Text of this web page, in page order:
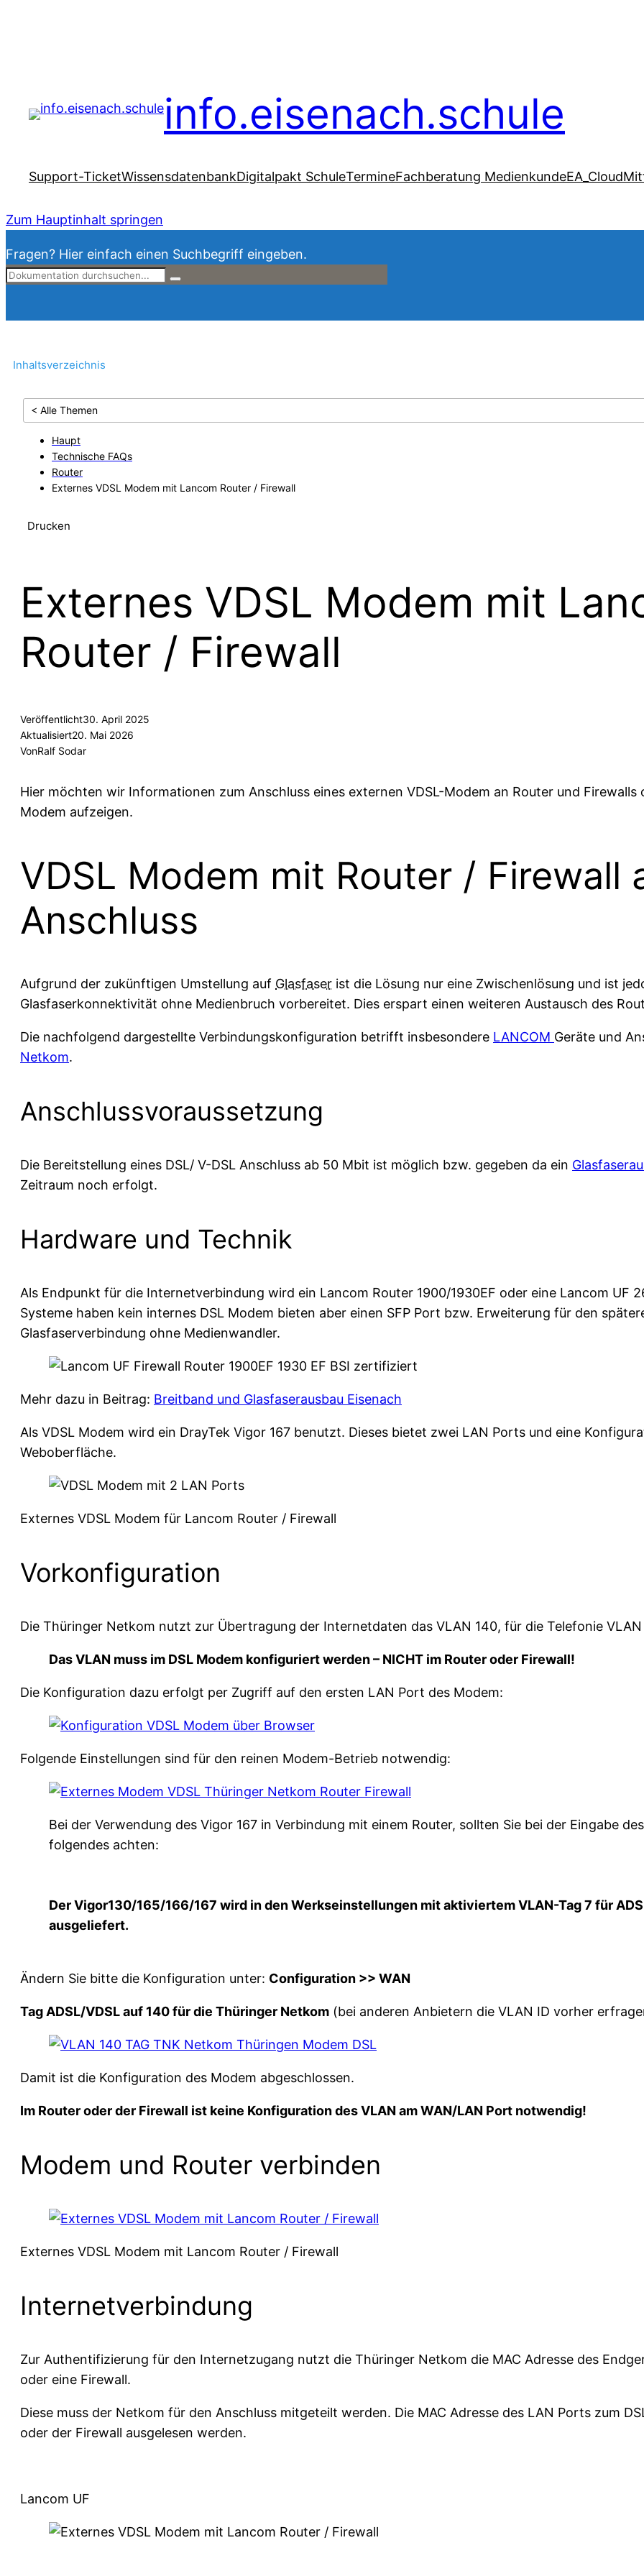
info.eisenach.schule
Support-TicketWissensdatenbankDigitalpakt SchuleTermineFachberatung MedienkundeEA_Cloud
Zum Hauptinhalt springen
Fragen? Hier einfach einen Suchbegriff eingeben.
Inhaltsverzeichnis
< Alle Themen
Haupt
Technische FAQs
Router
Externes VDSL Modem mit Lancom Router / Firewall
Drucken
Externes VDSL Modem mit
Router / Firewall
Veröffentlicht30. April 2025
Aktualisiert20. Mai 2026
VonRalf Sodar
Hier möchten wir Informationen zum Anschluss eines externen VDSL-Modem an Router und Firewalls
Modem aufzeigen.
VDSL Modem mit Router / Firewall
Anschluss
Aufgrund der zukünftigen Umstellung auf Glasfaser ist die Lösung nur eine Zwischenlösung und ist
Glasfaserkonnektivität ohne Medienbruch vorbereitet. Dies erspart einen weiteren Austausch des
Die nachfolgend dargestellte Verbindungskonfiguration betrifft insbesondere LANCOM Geräte und
Netkom.
Anschlussvoraussetzung
Die Bereitstellung eines DSL/ V-DSL Anschluss ab 50 Mbit ist möglich bzw. gegeben da ein
Zeitraum noch erfolgt.
Hardware und Technik
Als Endpunkt für die Internetverbindung wird ein Lancom Router 1900/1930EF oder eine Lancom UF
Systeme haben kein internes DSL Modem bieten aber einen SFP Port bzw. Erweiterung für den
Glasfaserverbindung ohne Medienwandler.
Mehr dazu in Beitrag: Breitband und Glasfaserausbau Eisenach
Als VDSL Modem wird ein DrayTek Vigor 167 benutzt. Dieses bietet zwei LAN Ports und eine
Weboberfläche.
Externes VDSL Modem für Lancom Router / Firewall
Vorkonfiguration
Die Thüringer Netkom nutzt zur Übertragung der Internetdaten das VLAN 140, für die Telefonie VLAN
Das VLAN muss im DSL Modem konfiguriert werden – NICHT im Router oder Firewall!
Die Konfiguration dazu erfolgt per Zugriff auf den ersten LAN Port des Modem:
Folgende Einstellungen sind für den reinen Modem-Betrieb notwendig:
Bei der Verwendung des Vigor 167 in Verbindung mit einem Router, sollten Sie bei der Eingabe
folgendes achten:
Der Vigor130/165/166/167 wird in den Werkseinstellungen mit aktiviertem VLAN-Tag 7 für
ausgeliefert.
Ändern Sie bitte die Konfiguration unter: Configuration >> WAN
Tag ADSL/VDSL auf 140 für die Thüringer Netkom (bei anderen Anbietern die VLAN ID vorher
Damit ist die Konfiguration des Modem abgeschlossen.
Im Router oder der Firewall ist keine Konfiguration des VLAN am WAN/LAN Port notwendig!
Modem und Router verbinden
Externes VDSL Modem mit Lancom Router / Firewall
Internetverbindung
Zur Authentifizierung für den Internetzugang nutzt die Thüringer Netkom die MAC Adresse des
oder eine Firewall.
Diese muss der Netkom für den Anschluss mitgeteilt werden. Die MAC Adresse des LAN Ports zum
oder der Firewall ausgelesen werden.
Lancom UF